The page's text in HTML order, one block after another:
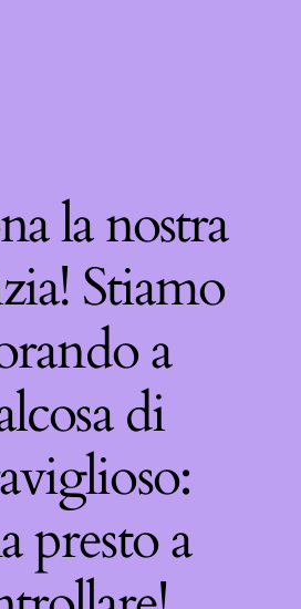
la nostra
Stiamo
a
di
presto a